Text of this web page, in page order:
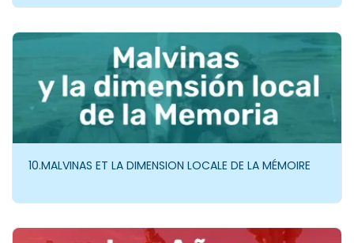
10.MALVINAS ET LA DIMENSION LOCALE DE LA MÉMOIRE